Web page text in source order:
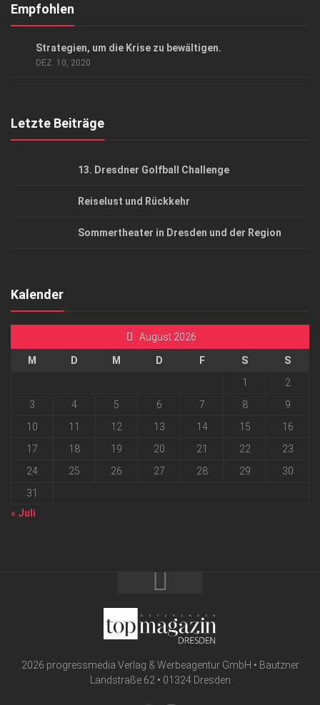
Kontakt, Impressum
Empfohlen
Strategien, um die Krise zu bewältigen.
DEZ. 10, 2020
Letzte Beiträge
13. Dresdner Golfball Challenge
Reiselust und Rückkehr
Sommertheater in Dresden und der Region
Kalender
August 2026
M D M D F S
S
1
2
3
4 5 6 7 8
9
10
11 12 13 14 15
16
17
18 19 20 21 22
23
24
25 26 27 28 29
30
31
« Juli
2026 progressmedia Verlag & Werbeagentur GmbH • Bautzner
Landstraße 62 • 01324 Dresden